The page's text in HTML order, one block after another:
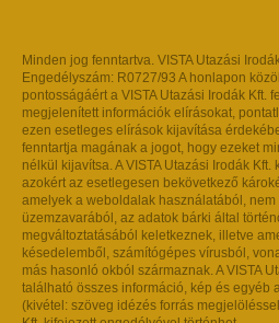
Minden jog fenntartva. VISTA Utazási
Engedélyszám: R0727/93 A honlapon
pontosságáért a VISTA Utazási Irodák Kft.
megjelenített információk elírásokat,
ezen esetleges elírások kijavítása
fenntartja magának a jogot, hogy ezeket
nélkül kijavítsa. A VISTA Utazási Irodák
azokért az esetlegesen bekövetkező
amelyek a weboldalak használatából,
üzemzavarából, az adatok bárki által
megváltoztatásából keletkeznek, illetve
késedelemből, számítógépes vírusból,
más hasonló okból származnak. A VISTA
található összes információ, kép és egyéb
(kivétel: szöveg idézés forrás